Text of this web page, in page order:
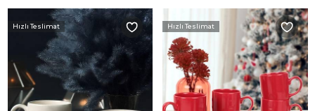
Hızlı Teslimat Hızlı Teslimat